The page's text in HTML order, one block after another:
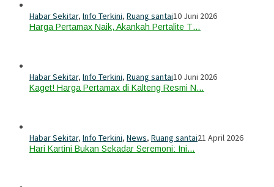
Habar Sekitar, Info Terkini, Ruang santai10 Juni 2026
Harga Pertamax Naik, Akankah Pertalite T…
Habar Sekitar, Info Terkini, Ruang santai10 Juni 2026
Kaget! Harga Pertamax di Kalteng Resmi N…
Habar Sekitar, Info Terkini, News, Ruang santai21 April 2026
Hari Kartini Bukan Sekadar Seremoni: Ini…